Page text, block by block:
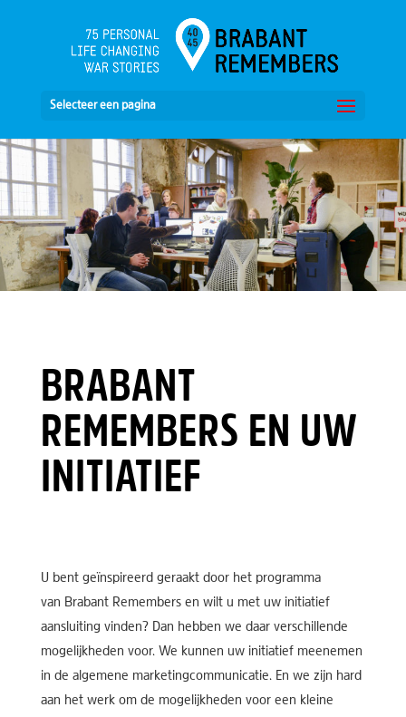
Selecteer een pagina
BRABANT
REMEMBERS EN UW
INITIATIEF
U bent geïnspireerd geraakt door het programma
van Brabant Remembers en wilt u met uw initiatief
aansluiting vinden? Dan hebben we daar verschillende
mogelijkheden voor. We kunnen uw initiatief meenemen
in de algemene marketingcommunicatie. En we zijn hard
aan het werk om de mogelijkheden voor een kleine